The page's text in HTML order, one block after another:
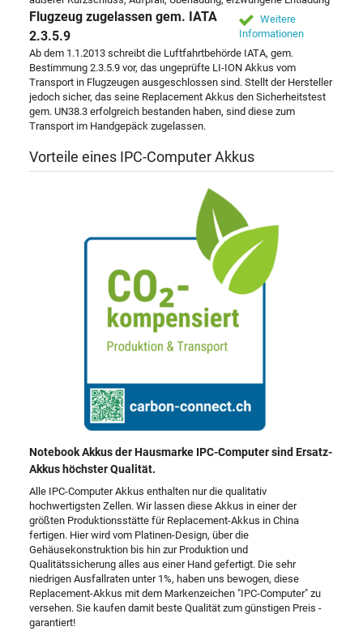
Flugzeug zugelassen gem. IATA
2.3.5.9
Weitere
Informationen
Ab dem 1.1.2013 schreibt die Luftfahrtbehörde IATA, gem.
Bestimmung 2.3.5.9 vor, das ungeprüfte LI-ION Akkus vom
Transport in Flugzeugen ausgeschlossen sind. Stellt der Hersteller
jedoch sicher, das seine Replacement Akkus den Sicherheitstest
gem. UN38.3 erfolgreich bestanden haben, sind diese zum
Transport im Handgepäck zugelassen.
Vorteile eines IPC-Computer Akkus
Notebook Akkus der Hausmarke IPC-Computer sind Ersatz-
Akkus höchster Qualität.
Alle IPC-Computer Akkus enthalten nur die qualitativ
hochwertigsten Zellen. Wir lassen diese Akkus in einer der
größten Produktionsstätte für Replacement-Akkus in China
fertigen. Hier wird vom Platinen-Design, über die
Gehäusekonstruktion bis hin zur Produktion und
Qualitätssicherung alles aus einer Hand gefertigt. Die sehr
niedrigen Ausfallraten unter 1%, haben uns bewogen, diese
Replacement-Akkus mit dem Markenzeichen "IPC-Computer" zu
versehen. Sie kaufen damit beste Qualität zum günstigen Preis -
garantiert!